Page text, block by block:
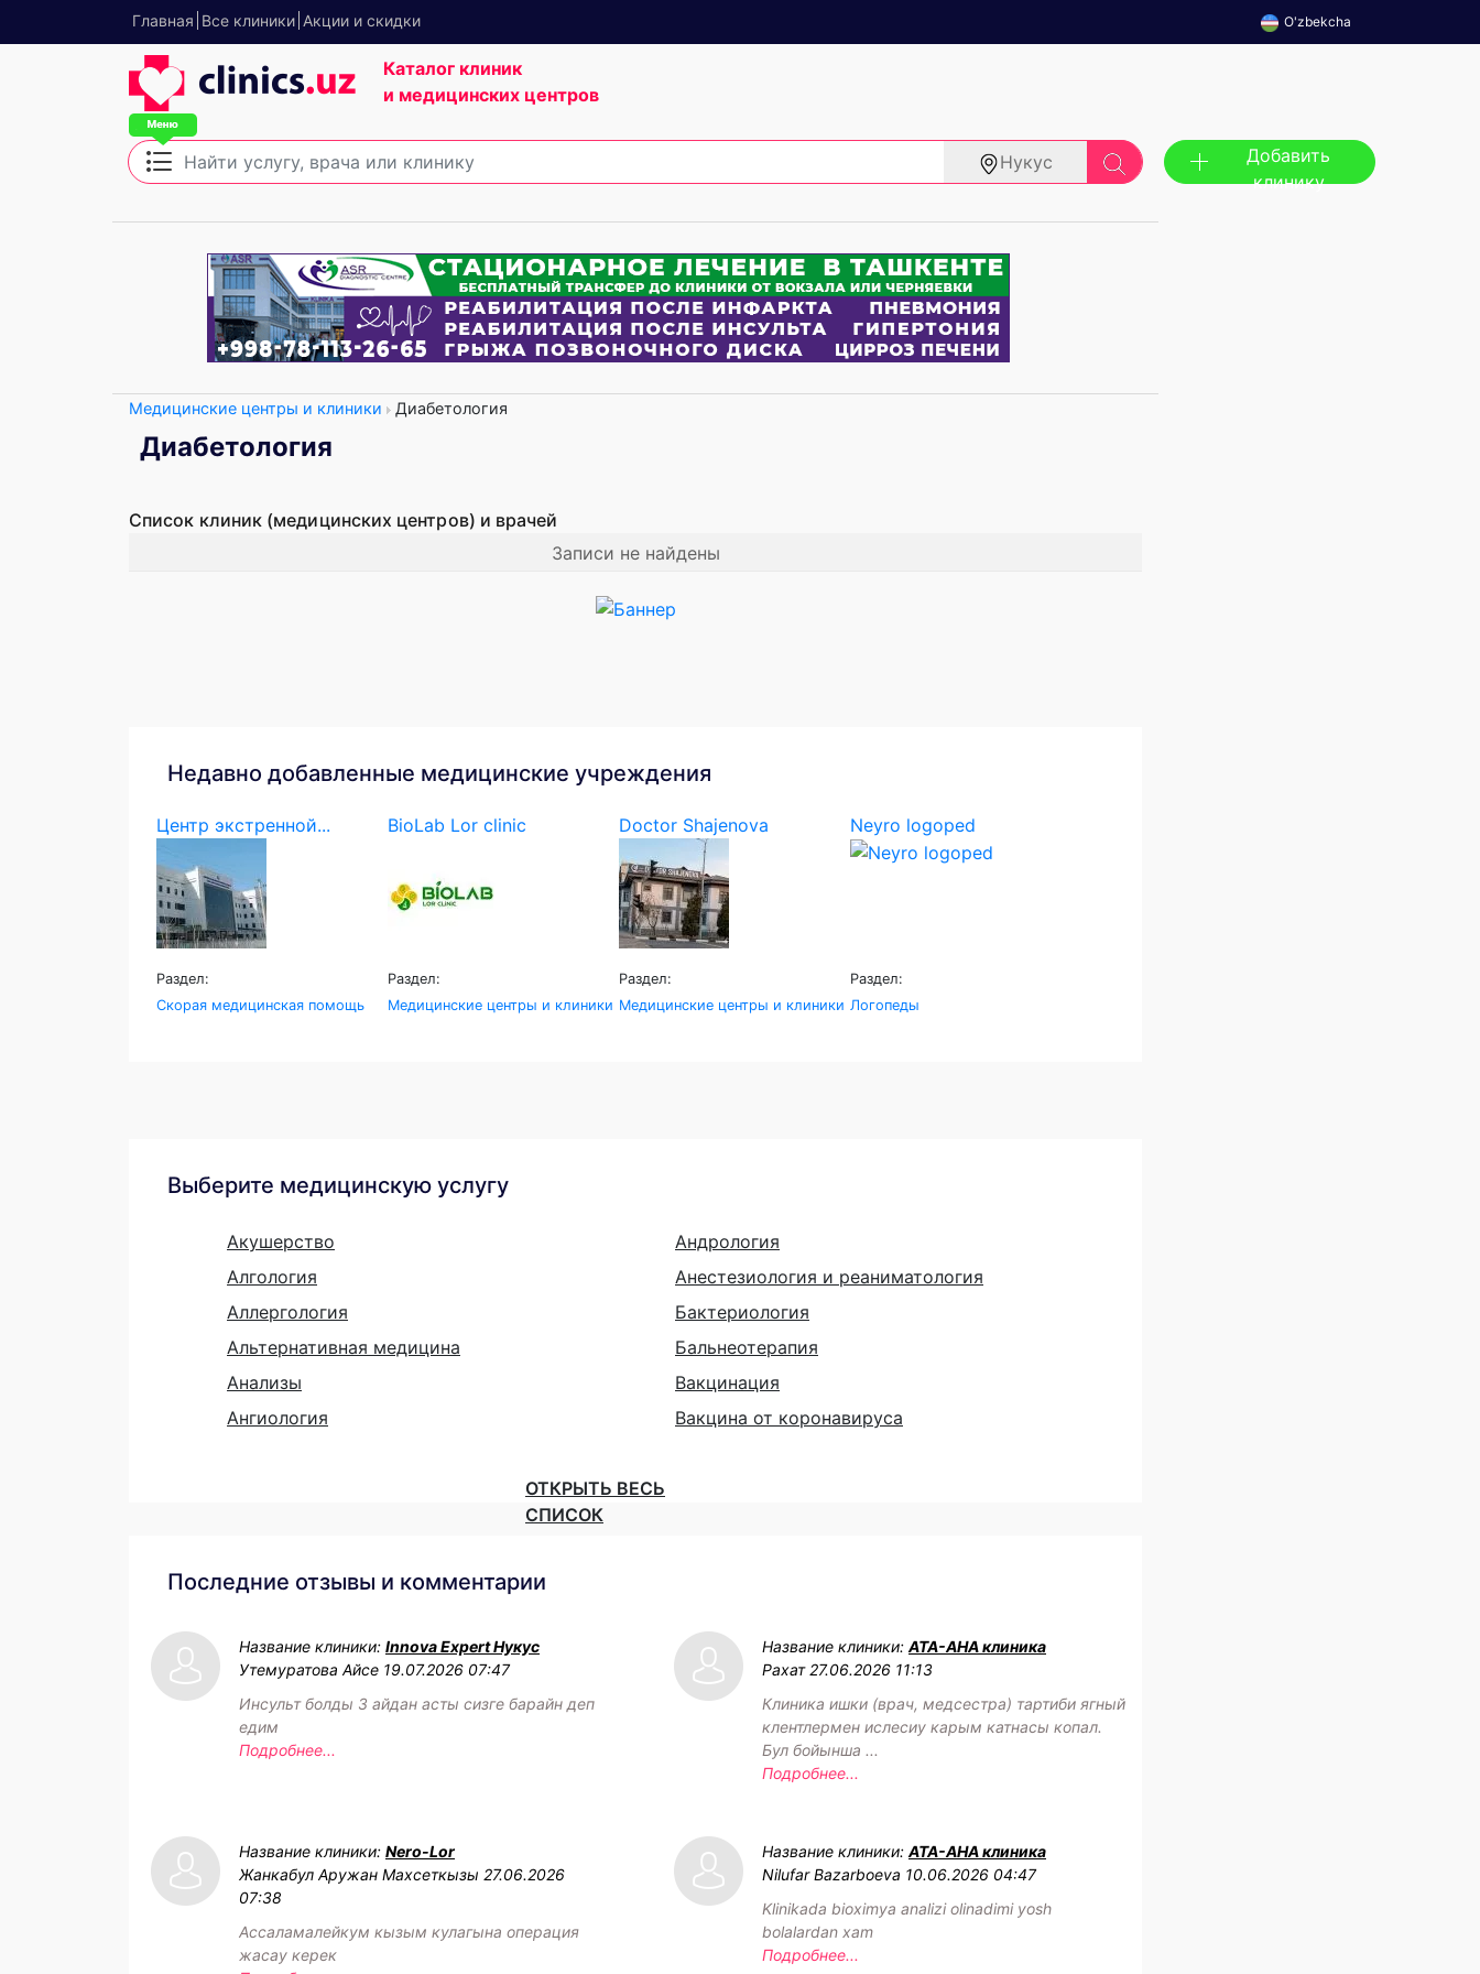
Главная Все клиники Акции и скидки O'zbekcha
Каталог клиник
и медицинских центров
Нукус
Добавить
клинику
Медицинские центры и клиники Диабетология
Диабетология
Список клиник (медицинских центров) и врачей
Записи не найдены
Недавно добавленные медицинские учреждения
Центр экстренной...
Раздел:
Скорая медицинская помощь
BioLab Lor clinic
Раздел:
Медицинские центры и клиники
Doctor Shajenova
Раздел:
Медицинские центры и клиники
Neyro logoped
Раздел:
Логопеды
Выберите медицинскую услугу
Акушерство
Алгология
Аллергология
Альтернативная медицина
Анализы
Ангиология
Андрология
Анестезиология и реаниматология
Бактериология
Бальнеотерапия
Вакцинация
Вакцина от коронавируса
ОТКРЫТЬ ВЕСЬ
СПИСОК
Последние отзывы и комментарии
Название клиники: Innova Expert Нукус
Утемуратова Айсе 19.07.2026 07:47
Инсульт болды 3 айдан асты сизге барайн деп
едим
Подробнее...
Название клиники: АТА-АНА клиника
Рахат 27.06.2026 11:13
Клиника ишки (врач, медсестра) тартиби ягный
клентлермен ислесиу карым катнасы копал.
Бул бойынша ...
Подробнее...
Название клиники: Nero-Lor
Жанкабул Аружан Махсеткызы 27.06.2026
07:38
Ассаламалейкум кызым кулагына операция
жасау керек
Название клиники: АТА-АНА клиника
Nilufar Bazarboeva 10.06.2026 04:47
Klinikada bioximya analizi olinadimi yosh
bolalardan xam
Подробнее...